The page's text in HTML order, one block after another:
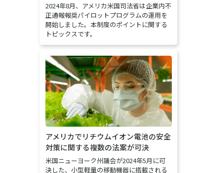
2024年8月、アメリカ米国司法省は企業内不
正通報報奨パイロットプログラムの運用を
開始しました。本制度のポイントに関する
トピックスです。
アメリカでリチウムイオン電池の安全
対策に関する複数の法案が可決
米国ニューヨーク州議会が2024年5月に可
決した、小型軽量の移動機器に搭載される